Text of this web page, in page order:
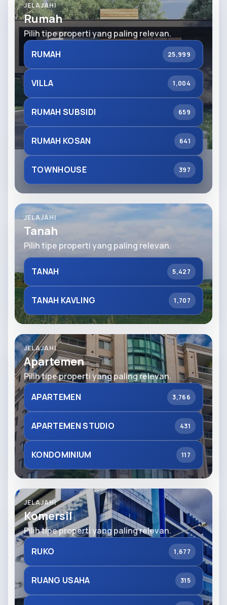
JELAJAHI
Rumah
Pilih tipe properti yang paling relevan.
RUMAH
25,999
VILLA 1,004
RUMAH SUBSIDI 659
RUMAH KOSAN 641
TOWNHOUSE 397
JELAJAHI
Tanah
Pilih tipe properti yang paling relevan.
TANAH 5,427
TANAH KAVLING 1,707
JELAJAHI
Apartemen
Pilih tipe properti yang paling relevan.
APARTEMEN
3,766
APARTEMEN STUDIO 431
KONDOMINIUM 117
JELAJAHI
Komersil
Pilih tipe properti yang paling relevan.
RUKO
1,677
RUANG USAHA 315